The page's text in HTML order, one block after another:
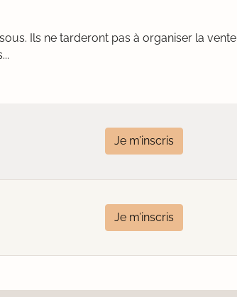
Ils ne tarderont pas à organiser la vente
Je m’inscris
Je m’inscris